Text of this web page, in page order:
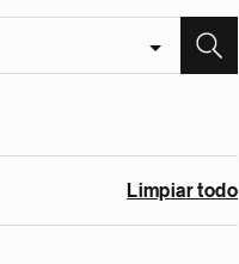
Limpiar todo